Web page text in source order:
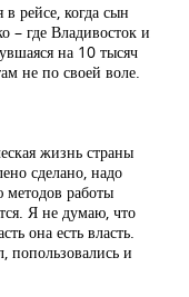
рейсе, когда сын
– где Владивосток и
на 10 тысяч
не по своей воле.
жизнь страны
сделано, надо
методов работы
Я не думаю, что
она есть власть.
попользовались и